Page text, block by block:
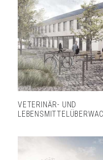
VETERINÄR- UND